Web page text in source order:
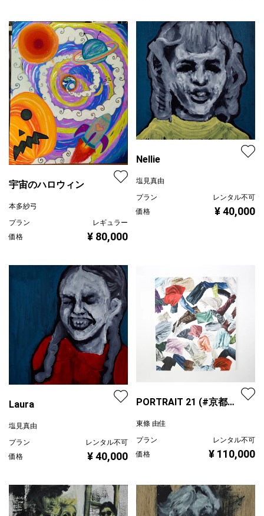
宇宙のハロウィン
本多紗弓
プラン
レギュラー
価格
¥ 80,000
Nellie
塩見真由
プラン
レンタル不可
価格
¥ 40,000
Laura
塩見真由
プラン
レンタル不可
価格
¥ 40,000
PORTRAIT 21 (#京都河
東條 由佳
プラン
レンタル不可
価格
¥ 110,000